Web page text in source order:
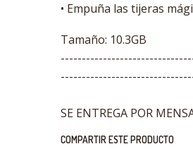
• Empuña las tijeras
Tamaño: 10.3GB
SE ENTREGA POR
COMPARTIR ESTE PRODUCTO